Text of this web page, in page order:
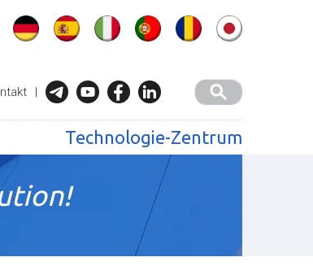
|
Technologie-Zentrum